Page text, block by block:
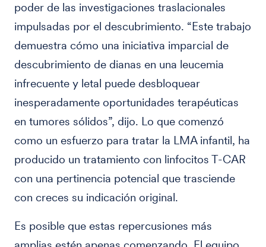
poder de las investigaciones traslacionales
impulsadas por el descubrimiento. “Este trabajo
demuestra cómo una iniciativa imparcial de
descubrimiento de dianas en una leucemia
infrecuente y letal puede desbloquear
inesperadamente oportunidades terapéuticas
en tumores sólidos”, dijo. Lo que comenzó
como un esfuerzo para tratar la LMA infantil, ha
producido un tratamiento con linfocitos T-CAR
con una pertinencia potencial que trasciende
con creces su indicación original.
Es posible que estas repercusiones más